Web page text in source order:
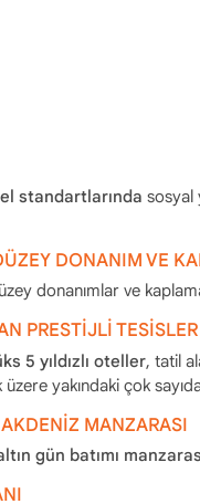
standartlarında sosyal
DONANIM VE
donanımlar ve
PRESTİJLİ TESİSLER
5 yıldızlı oteller, tatil
yakındaki çok
MANZARASI
gün batımı